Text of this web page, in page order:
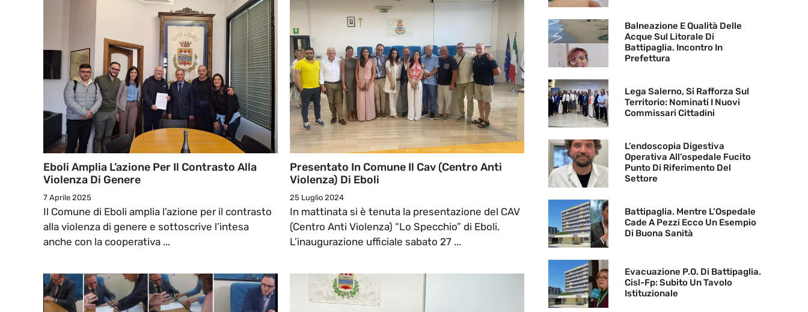
Eboli Amplia L’azione Per Il Contrasto Alla
Violenza Di Genere
7 Aprile 2025
Il Comune di Eboli amplia l’azione per il contrasto
alla violenza di genere e sottoscrive l’intesa
anche con la cooperativa ...
Presentato In Comune Il Cav (Centro Anti
Violenza) Di Eboli
25 Luglio 2024
In mattinata si è tenuta la presentazione del CAV
(Centro Anti Violenza) “Lo Specchio” di Eboli.
L’inaugurazione ufficiale sabato 27 ...
Balneazione E Qualità Delle
Acque Sul Litorale Di
Battipaglia. Incontro In
Prefettura
Lega Salerno, Si Rafforza Sul
Territorio: Nominati I Nuovi
Commissari Cittadini
L’endoscopia Digestiva
Operativa All’ospedale Fucito
Punto Di Riferimento Del
Settore
Battipaglia. Mentre L’Ospedale
Cade A Pezzi Ecco Un Esempio
Di Buona Sanità
Evacuazione P.O. Di Battipaglia.
Cisl-Fp: Subito Un Tavolo
Istituzionale